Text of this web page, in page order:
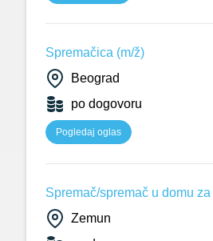
Spremačica (m/ž)
Beograd
po dogovoru
Pogledaj oglas
Spremač/spremač u domu
Zemun